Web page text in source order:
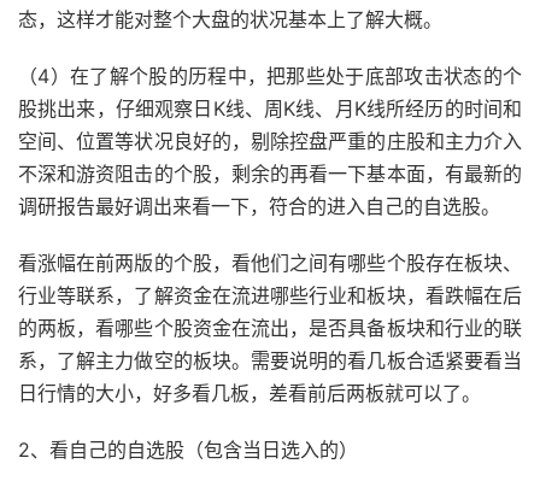
态，这样才能对整个大盘的状况基本上了解大概。
（4）在了解个股的历程中，把那些处于底部攻击状态的个
股挑出来，仔细观察日K线、周K线、月K线所经历的时间和
空间、位置等状况良好的，剔除控盘严重的庄股和主力介入
不深和游资阻击的个股，剩余的再看一下基本面，有最新的
调研报告最好调出来看一下，符合的进入自己的自选股。
看涨幅在前两版的个股，看他们之间有哪些个股存在板块、
行业等联系，了解资金在流进哪些行业和板块，看跌幅在后
的两板，看哪些个股资金在流出，是否具备板块和行业的联
系，了解主力做空的板块。需要说明的看几板合适紧要看当
日行情的大小，好多看几板，差看前后两板就可以了。
2、看自己的自选股（包含当日选入的）